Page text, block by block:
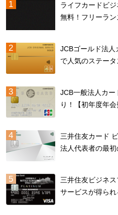
ライフカードビ
無料！フリーラ
JCBゴールド法
で人気のステータ
JCB一般法人カ
り！【初年度年会
三井住友カード
法人代表者の最初
三井住友ビジネ
サービスが得ら